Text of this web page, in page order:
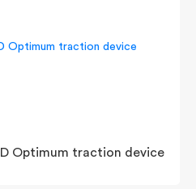
Optimum traction device